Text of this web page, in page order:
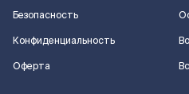
Безопасность
Конфиденциальность
Оферта